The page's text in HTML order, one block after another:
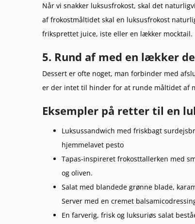
Når vi snakker luksusfrokost, skal det
af frokostmåltidet skal en luksusfrokost
friksprettet juice, iste eller en lækker mocktail.
5. Rund af med en lækker
Dessert er ofte noget, man forbinder med
er der intet til hinder for at runde måltidet af
Eksempler på retter til en
Luksussandwich med friskbagt
hjemmelavet pesto
Tapas-inspireret frokosttallerken med
og oliven.
Salat med blandede grønne blade,
Server med en cremet
En farverig, frisk og luksuriøs salat